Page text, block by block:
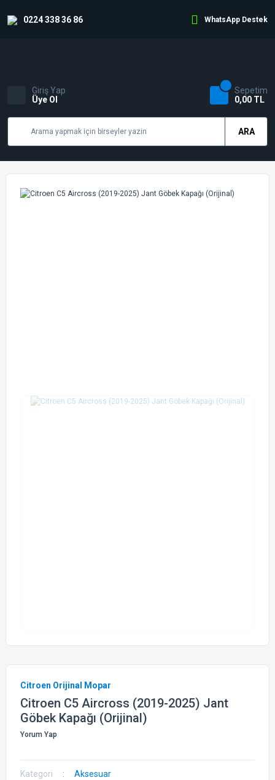
0224 338 36 86 WhatsApp Destek
ARA
Giriş Yap
Üye Ol
Sepetim
0,00 TL
Citroen Orijinal Mopar
Citroen C5 Aircross (2019-2025) Jant
Göbek Kapağı (Orijinal)
Yorum Yap
Kategori Aksesuar